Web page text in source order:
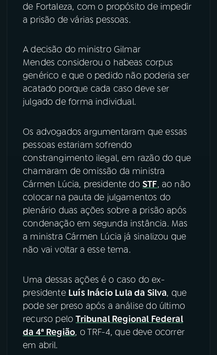
YouTube Facebook
TikTok
de Fortaleza, com o propósito de impedir
a prisão de várias pessoas.
A decisão do ministro Gilmar
Mendes considerou o habeas corpus
genérico e que o pedido não poderia ser
acatado porque cada caso deve ser
julgado de forma individual.
Os advogados argumentaram que essas
pessoas estariam sofrendo
constrangimento ilegal, em razão do que
chamaram de omissão da ministra
Cármen Lúcia, presidente doSTF, ao não
colocar na pauta de julgamentos do
plenário duas ações sobre a prisão após
condenação em segunda instância. Mas
a ministra Cármen Lúcia já sinalizou que
não vai voltar a esse tema.
Uma dessas ações é o caso do ex-
presidente Luís Inácio Lula da Silva, que
pode ser preso após a análise do último
recurso peloTribunal Regional Federal
da 4ª Região, o TRF-4, que deve ocorrer
em abril.